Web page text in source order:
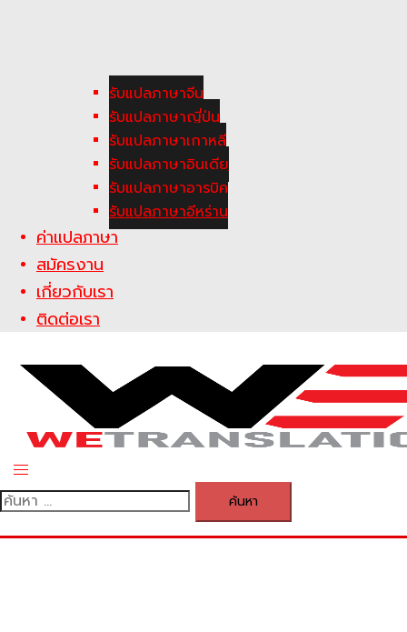
รับแปลภาษาจีน
รับแปลภาษาญี่ปุ่น
รับแปลภาษาเกาหลี
รับแปลภาษาอินเดีย
รับแปลภาษาอารบิค
รับแปลภาษาอีหร่าน
ค่าแปลภาษา
สมัครงาน
เกี่ยวกับเรา
ติดต่อเรา
Toggle
menu
ค้นหา